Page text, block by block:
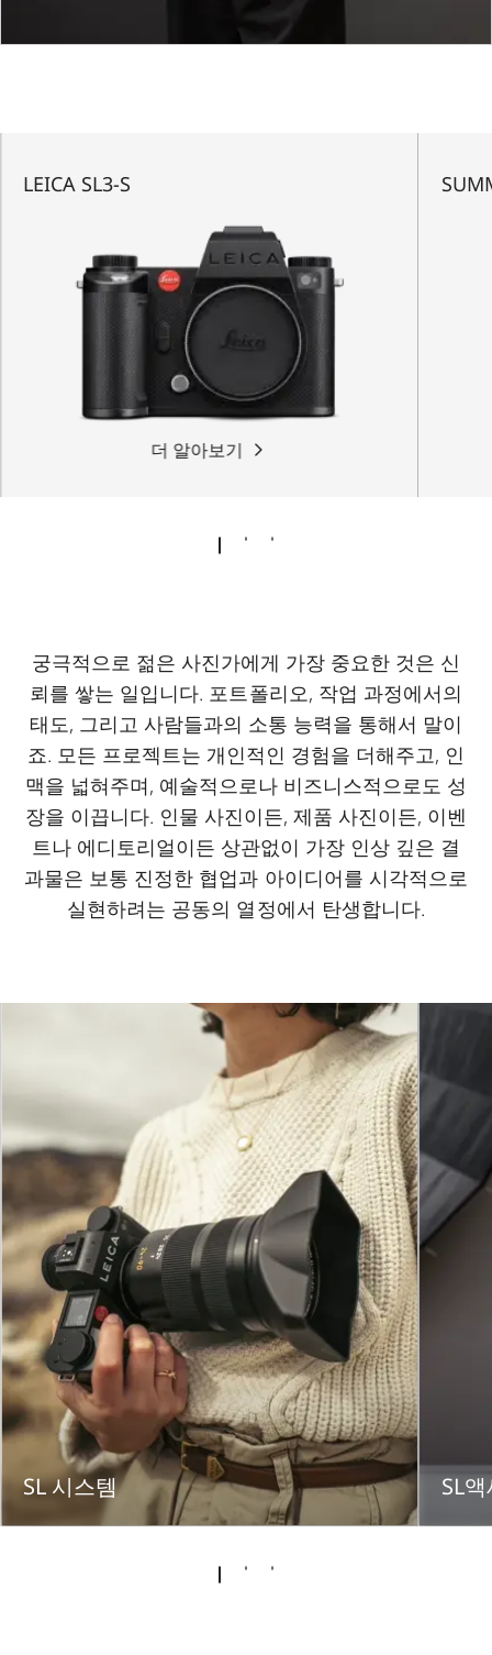
LEICA SL3-S
더 알아보기
궁극적으로 젊은 사진가에게 가장 중요한 것은 신
뢰를 쌓는 일입니다. 포트폴리오, 작업 과정에서의
태도, 그리고 사람들과의 소통 능력을 통해서 말이
죠. 모든 프로젝트는 개인적인 경험을 더해주고, 인
맥을 넓혀주며, 예술적으로나 비즈니스적으로도 성
장을 이끕니다. 인물 사진이든, 제품 사진이든, 이벤
트나 에디토리얼이든 상관없이 가장 인상 깊은 결
과물은 보통 진정한 협업과 아이디어를 시각적으로
실현하려는 공동의 열정에서 탄생합니다.
SL 시스템 SL